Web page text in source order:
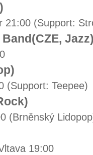
21:00 (Support:
(Support: Teepee)
(Brněnský
19:00